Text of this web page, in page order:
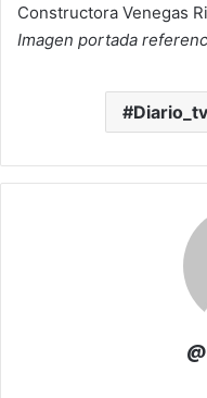
Constructora Venegas
Imagen portada